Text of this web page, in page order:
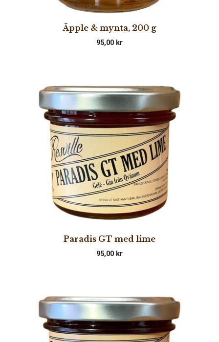
Äpple & mynta, 200 g
95,00 kr
Paradis GT med lime
95,00 kr